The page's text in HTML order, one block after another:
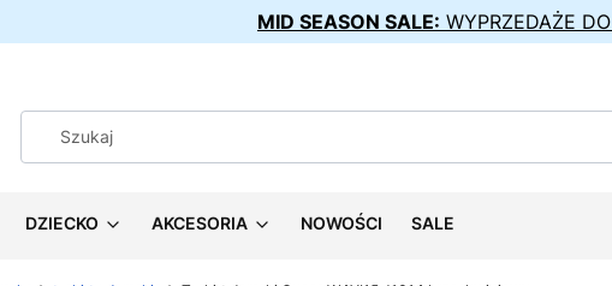
MID SEASON SALE: WYPRZEDAŻE DO
DZIECKO AKCESORIA NOWOŚCI SALE